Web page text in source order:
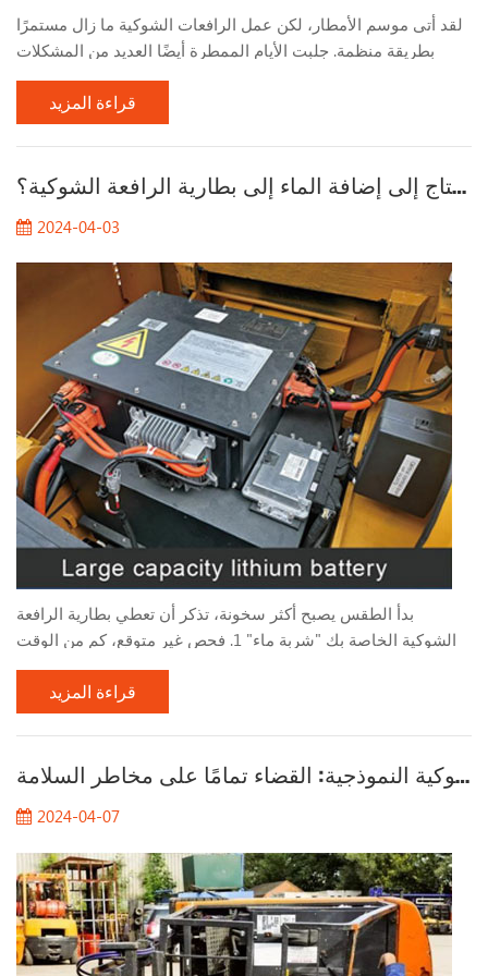
لقد أتى موسم الأمطار، لكن عمل الرافعات الشوكية ما زال مستمرًا
بطريقة منظمة. جلبت الأيام الممطرة أيضًا العديد من المشكلات
لعمل الرافعات الشوكية. دعونا نتحدث عن المشكلات التي يجب
راقب حالة الطريق عند العمل في الأيام الممطرة، يجب الانتباه إلى
حالة سطح الطريق، خاصة في الأماكن ذات الطين الكثيف بشكل
خاص. بعد هطول أمطار غزيرة، يصبح الطين رط...
قراءة المزيد
لماذا تحتاج إلى إضافة الماء إلى بطارية الرافعة الشوكية؟
2024-04-03
بدأ الطقس يصبح أكثر سخونة، تذكر أن تعطي بطارية الرافعة
الشوكية الخاصة بك "شربة ماء" 1. فحص غير متوقع، كم من الوقت
مضى منذ أن قمت بملء بطارية الرافعة الشوكية بالماء؟ قم بإلقاء
نظرة سريعة على مستوى بطارية الرافعة الشوكية الخاصة بك ! يعتمد
تكرار إضافة الماء إلى بطارية الرافعة الشوكية بشكل أساسي على
تكرار استخدام البطارية وبيئة التخزين ودرجة الحرارة المحيطة
قراءة المزيد
تحليل حالات حوادث الرافعات الشوكية النموذجية: القضاء تمامًا على مخاطر السلامة
2024-04-07